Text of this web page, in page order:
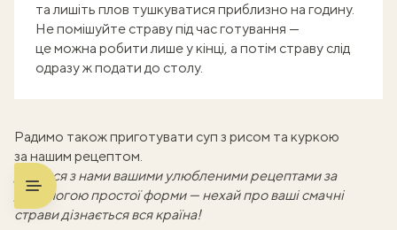
та лишіть плов тушкуватися приблизно на годину.
Не помішуйте страву під час готування —
це можна робити лише у кінці, а потім страву слід
одразу ж подати до столу.
Радимо також приготувати суп з рисом та куркою
за нашим рецептом.
Діліться з нами вашими улюбленими рецептамиза
допомогою простої форми— нехай про ваші смачні
страви дізнається вся країна!